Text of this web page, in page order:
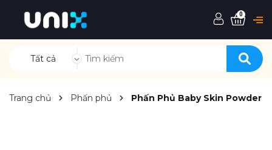
Tất cả
0
Trang chủ Phấn phủ Phấn Phủ Baby Skin Powder